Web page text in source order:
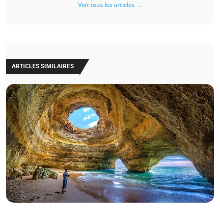
Voir tous les articles →
ARTICLES SIMILAIRES